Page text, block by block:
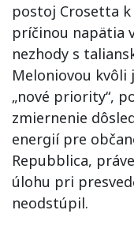
postoj Crosetta
príčinou napätia
nezhody s
Meloniovou
„nové priority“,
zmiernenie
energií pre
Repubblica,
úlohu pri
neodstúpil.